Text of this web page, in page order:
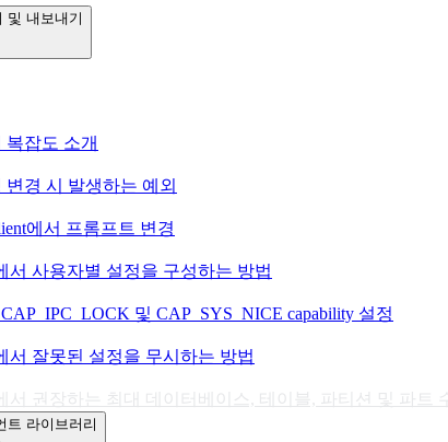
및 내보내기
복잡도 소개
변경 시 발생하는 예외
에서 프롬프트 변경
서 사용자별 설정을 구성하는 방법
및 CAP_SYS_NICE capability 설정
서 잘못된 설정을 무시하는 방법
서 권장하는 최대 데이터베이스, 테이블, 파티션 및 파트 수
트 라이브러리